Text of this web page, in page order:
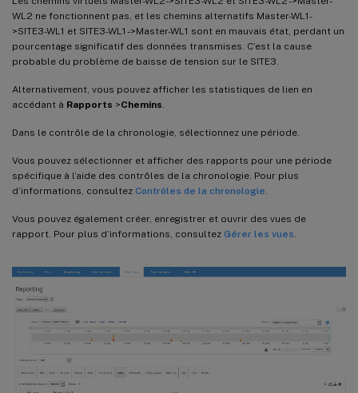
WL2 ne fonctionnent pas, et les chemins alternatifs Master-WL1-
>SITE3-WL1 et SITE3-WL1 ->Master-WL1 sont en mauvais état, perdant un
pourcentage significatif des données transmises. C’est la cause
probable du problème de baisse de tension sur le SITE3.
Alternativement, vous pouvez afficher les statistiques de lien en
accédant à Rapports >Chemins.
Dans le contrôle de la chronologie, sélectionnez une période.
Vous pouvez sélectionner et afficher des rapports pour une période
spécifique à l’aide des contrôles de la chronologie. Pour plus
d’informations, consultez Contrôles de la chronologie.
Vous pouvez également créer, enregistrer et ouvrir des vues de
rapport. Pour plus d’informations, consultez Gérer les vues.